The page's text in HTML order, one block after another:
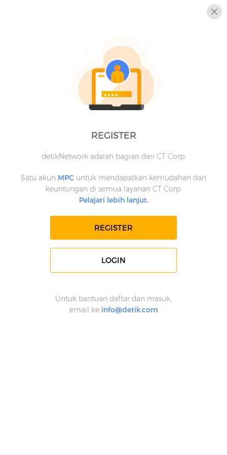
REGISTER
detikNetwork adalah bagian dari CT Corp.
Satu akun MPC untuk mendapatkan kemudahan dan
keuntungan di semua layanan CT Corp.
Pelajari lebih lanjut.
REGISTER
LOGIN
Untuk bantuan daftar dan masuk,
email ke info@detik.com